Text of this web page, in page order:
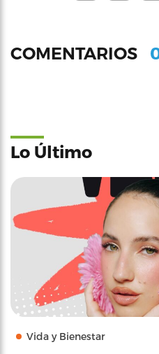
COMENTARIOS
Lo Último
Vida y Bienestar